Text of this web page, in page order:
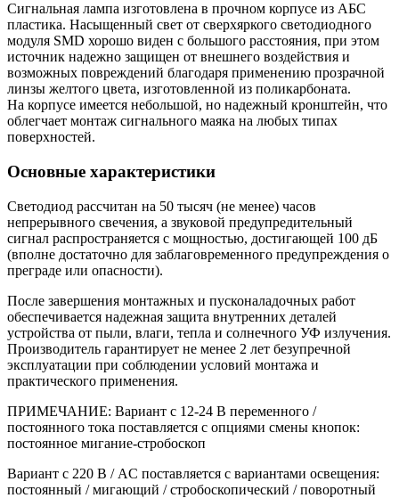
Сигнальная лампа изготовлена в прочном корпусе из АБС
пластика. Насыщенный свет от сверхяркого светодиодного
модуля SMD хорошо виден с большого расстояния, при этом
источник надежно защищен от внешнего воздействия и
возможных повреждений благодаря применению прозрачной
линзы желтого цвета, изготовленной из поликарбоната.
На корпусе имеется небольшой, но надежный кронштейн, что
облегчает монтаж сигнального маяка на любых типах
поверхностей.
Основные характеристики
Светодиод рассчитан на 50 тысяч (не менее) часов
непрерывного свечения, а звуковой предупредительный
сигнал распространяется с мощностью, достигающей 100 дБ
(вполне достаточно для заблаговременного предупреждения о
преграде или опасности).
После завершения монтажных и пусконаладочных работ
обеспечивается надежная защита внутренних деталей
устройства от пыли, влаги, тепла и солнечного УФ излучения.
Производитель гарантирует не менее 2 лет безупречной
эксплуатации при соблюдении условий монтажа и
практического применения.
ПРИМЕЧАНИЕ: Вариант с 12-24 В переменного /
постоянного тока поставляется с опциями смены кнопок:
постоянное мигание-стробоскоп
Вариант с 220 В / AC поставляется с вариантами освещения:
постоянный / мигающий / стробоскопический / поворотный